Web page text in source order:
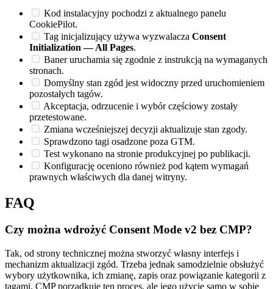
Kod instalacyjny pochodzi z aktualnego panelu
CookiePilot.
Tag inicjalizujący używa wyzwalacza Consent
Initialization — All Pages.
Baner uruchamia się zgodnie z instrukcją na wymaganych
stronach.
Domyślny stan zgód jest widoczny przed uruchomieniem
pozostałych tagów.
Akceptacja, odrzucenie i wybór częściowy zostały
przetestowane.
Zmiana wcześniejszej decyzji aktualizuje stan zgody.
Sprawdzono tagi osadzone poza GTM.
Test wykonano na stronie produkcyjnej po publikacji.
Konfigurację oceniono również pod kątem wymagań
prawnych właściwych dla danej witryny.
FAQ
Czy można wdrożyć Consent Mode v2 bez CMP?
Tak, od strony technicznej można stworzyć własny interfejs i
mechanizm aktualizacji zgód. Trzeba jednak samodzielnie obsłużyć
wybory użytkownika, ich zmianę, zapis oraz powiązanie kategorii z
tagami. CMP porządkuje ten proces, ale jego użycie samo w sobie